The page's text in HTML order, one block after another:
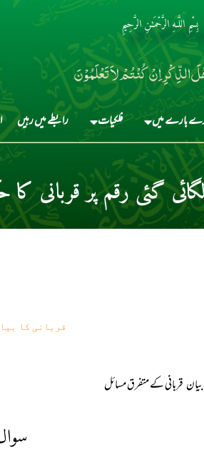
بِسْمِ اللَّـهِ الرَّحْمَـٰنِ الرَّحِيمِ
الذِّکْرِ اِنْ کُنْتُمْ لاَ تَعْلَمُوْنَ
بارے میں فلکیات رابطے میں رہیں
گئی رقم پر قربانی کا
قربانی کا
بیان قربانی کے متفرق مسائل